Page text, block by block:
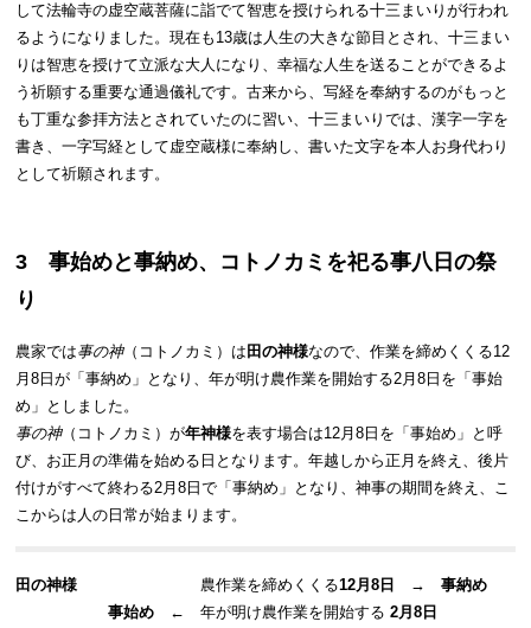
して法輪寺の虚空蔵菩薩に詣でて智恵を授けられる十三まいりが行われ
るようになりました。現在も13歳は人生の大きな節目とされ、十三まい
りは智恵を授けて立派な大人になり、幸福な人生を送ることができるよ
う祈願する重要な通過儀礼です。古来から、写経を奉納するのがもっと
も丁重な参拝方法とされていたのに習い、十三まいりでは、漢字一字を
書き、一字写経として虚空蔵様に奉納し、書いた文字を本人お身代わり
として祈願されます。
3 事始めと事納め、コトノカミを祀る事八日の祭
り
農家では事の神（コトノカミ）は田の神様なので、作業を締めくくる12
月8日が「事納め」となり、年が明け農作業を開始する2月8日を「事始
め」としました。
事の神（コトノカミ）が年神様を表す場合は12月8日を「事始め」と呼
び、お正月の準備を始める日となります。年越しから正月を終え、後片
付けがすべて終わる2月8日で「事納め」となり、神事の期間を終え、こ
こからは人の日常が始まります。
田の神様 農作業を締めくくる12月8日 → 事納め
事始め ← 年が明け農作業を開始する 2月8日